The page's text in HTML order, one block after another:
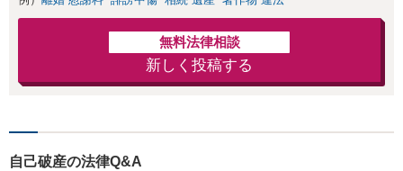
無料法律相談
新しく投稿する
自己破産の法律Q&A